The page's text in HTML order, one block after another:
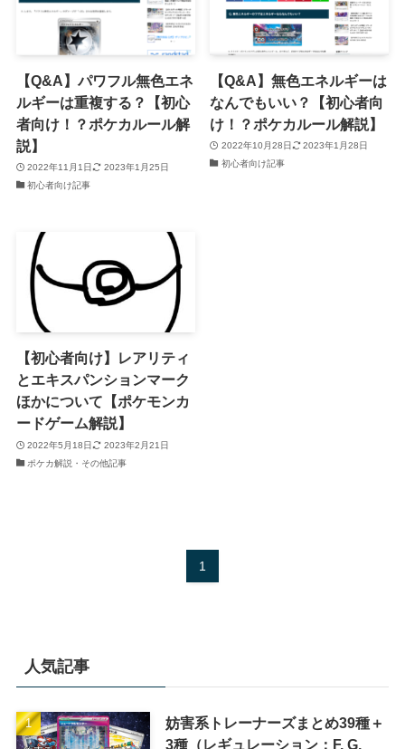
【Q&A】パワフル無色エネ
ルギーは重複する？【初心
者向け！？ポケカルール解
説】
2022年11月1日
2023年1月25日
初心者向け記事
【Q&A】無色エネルギーは
なんでもいい？【初心者向
け！？ポケカルール解説】
2022年10月28日
2023年1月28日
初心者向け記事
【初心者向け】レアリティ
とエキスパンションマーク
ほかについて【ポケモンカ
ードゲーム解説】
2022年5月18日
2023年2月21日
ポケカ解説・その他記事
1
人気記事
妨害系トレーナーズまとめ39種＋
3種（レギュレーション：F, G,